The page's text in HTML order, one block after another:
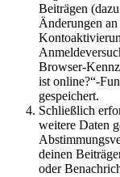
Beiträgen
Änderungen
Browser-
ist online?“-
gespeichert.
Schließlich
weitere Daten
deinen
oder